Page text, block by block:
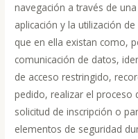
navegación a través de
aplicación y la utilización
que en ella existan como,
comunicación de datos,
de acceso restringido,
pedido, realizar el proceso
solicitud de inscripción o
elementos de seguridad